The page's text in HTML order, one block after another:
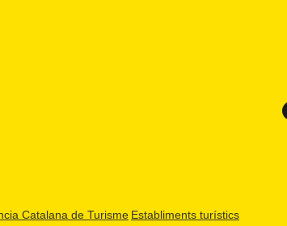
Catalana de Turisme Establiments turístics